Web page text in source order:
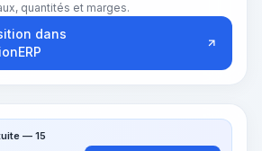
quantités et marges.
dans
— 15